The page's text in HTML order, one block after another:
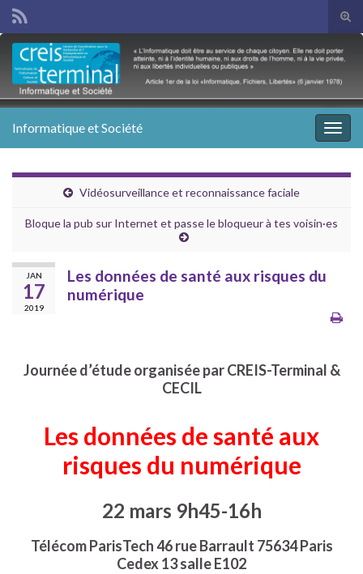
Search for:
Informatique et Société
Vidéosurveillance et reconnaissance faciale
Bloque la pub sur Internet et passe le bloqueur à tes voisin·es
JAN
17
2019
Les données de santé aux risques du
numérique
Journée d’étude organisée par CREIS-Terminal &
CECIL
Les données de santé aux
risques du numérique
22 mars 9h45-16h
Télécom ParisTech 46 rue Barrault 75634 Paris
Cedex 13 salle E102